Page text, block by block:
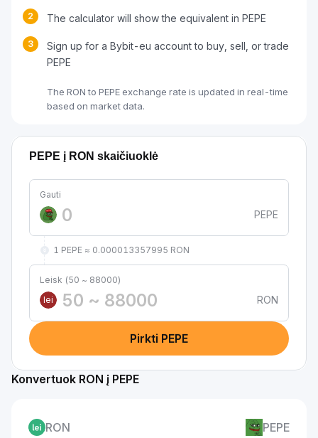
2 The calculator will show the equivalent in PEPE
3
Sign up for a Bybit-eu account to buy, sell, or trade
PEPE
The RON to PEPE exchange rate is updated in real-time
based on market data.
PEPE į RON skaičiuoklė
Gauti
PEPE
1 PEPE ≈ 0.000013357995 RON
Leisk (50 ~ 88000)
lei
RON
Pirkti PEPE
Konvertuok RON į PEPE
RON PEPE